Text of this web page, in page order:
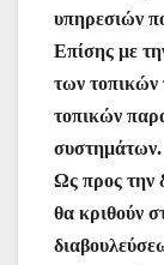
υπηρεσιών
Επίσης με
των
τοπικών
συστημάτων.
Ως προς την
θα κριθούν